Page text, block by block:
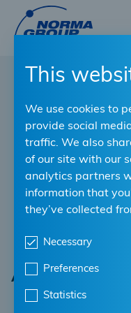
This
We use cookies to
provide social
traffic. We also
of our site with our
analytics partners
information that
they’ve collected
Necessary
Preferences
Statistics